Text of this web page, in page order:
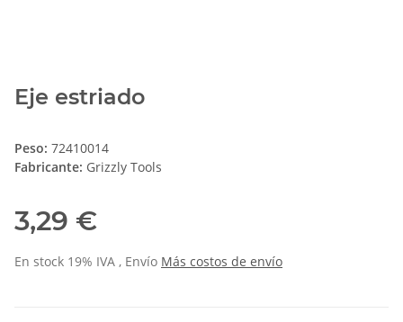
Eje estriado
Peso: 72410014
Fabricante: Grizzly Tools
3,29 €
En stock 19% IVA , Envío Más costos de envío